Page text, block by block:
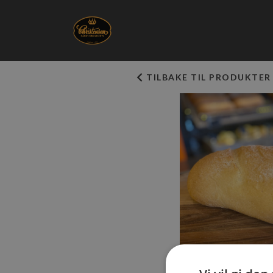
TILBAKE TIL PRODUKTER